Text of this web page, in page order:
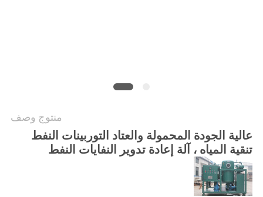
منتوج وصف
عالية الجودة المحمولة والعتاد التوربينات النفط
تنقية المياه ، آلة إعادة تدوير النفايات النفط